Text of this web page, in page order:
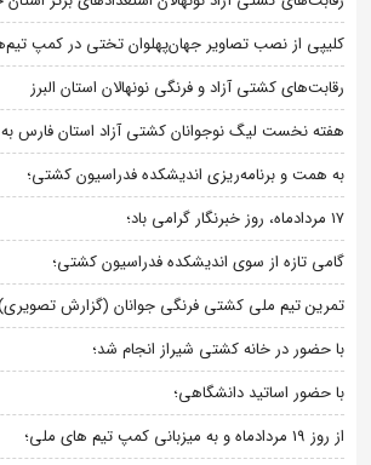
کلیپی از نصب تصاویر جهان‌پهلوان تختی در کمپ
رقابت‌های کشتی آزاد و فرنگی نونهالان استان البرز
هفته نخست لیگ نوجوانان کشتی آزاد استان فارس به
به همت و برنامه‌ریزی اندیشکده فدراسیون کشتی؛
۱۷ مردادماه، روز خبرنگار گرامی باد؛
گامی تازه از سوی اندیشکده فدراسیون کشتی؛
تمرین تیم ملی کشتی فرنگی جوانان (گزارش
با حضور در خانه کشتی شیراز انجام شد؛
با حضور اساتید دانشگاهی؛
از روز 19 مردادماه و به میزبانی کمپ تیم های ملی؛